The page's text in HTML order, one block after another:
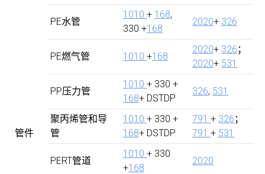
管件
PE水管
1010 + 168,
330 +168
2020+ 326
PE燃气管 1010 +168
2020+ 326 ；
2020+ 531
PP压力管
1010 + 330 +
168+ DSTDP
326, 531
聚丙烯管和导
管
1010 + 330 +
168+ DSTDP
791 + 326 ；
791 + 531
PERT管道
1010 + 330
+168
2020